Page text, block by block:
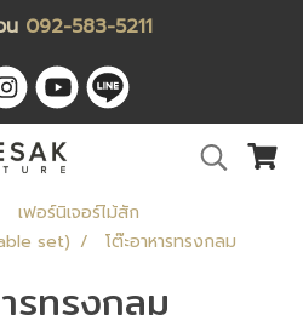
น 092-583-5211
เฟอร์นิเจอร์ไม้สัก
set)
โต๊ะอาหารทรงกลม
รทรงกลม